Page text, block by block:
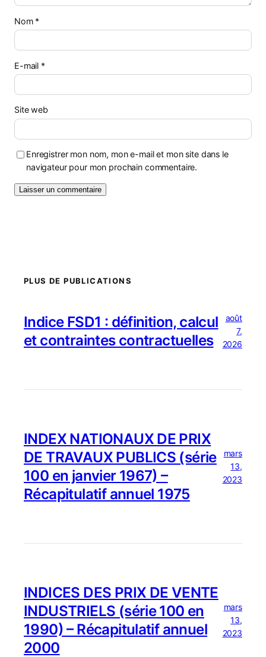
Nom *
E-mail *
Site web
Enregistrer mon nom, mon e-mail et mon site dans le
navigateur pour mon prochain commentaire.
PLUS DE PUBLICATIONS
Indice FSD1 : définition, calcul
et contraintes contractuelles
août
7,
2026
INDEX NATIONAUX DE PRIX
DE TRAVAUX PUBLICS (série
100 en janvier 1967) –
Récapitulatif annuel 1975
mars
13,
2023
INDICES DES PRIX DE VENTE
INDUSTRIELS (série 100 en
1990) – Récapitulatif annuel
2000
mars
13,
2023